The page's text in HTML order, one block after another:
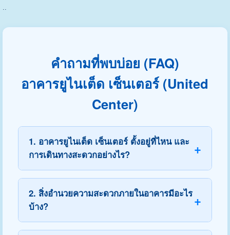
คำถามที่พบบ่อย (FAQ)
อาคารยูไนเต็ด เซ็นเตอร์ (United
Center)
1. อาคารยูไนเต็ด เซ็นเตอร์ ตั้งอยู่ที่ไหน และ
การเดินทางสะดวกอย่างไร?
2. สิ่งอำนวยความสะดวกภายในอาคารมีอะไร
บ้าง?